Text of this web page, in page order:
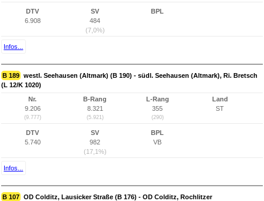
DTV
6.908
SV
484
(7,0%)
BPL
Infos...
B 189 westl. Seehausen (Altmark) (B 190) - südl. Seehausen (Altmark), Ri. Bretsch
(L 12/K 1020)
Nr.
9.206
(9.777)
B-Rang
8.321
(5.921)
L-Rang
355
(290)
Land
ST
DTV
5.740
SV
982
(17,1%)
BPL
VB
Infos...
B 107 OD Colditz, Lausicker Straße (B 176) - OD Colditz, Rochlitzer